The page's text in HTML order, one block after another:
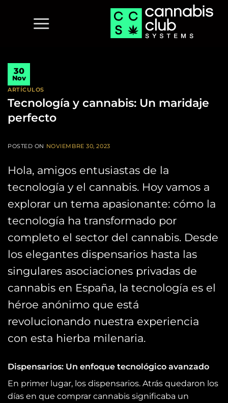
contenido
30
Nov
ARTÍCULOS
Tecnología y cannabis: Un maridaje
perfecto
POSTED ON NOVIEMBRE 30, 2023
Hola, amigos entusiastas de la
tecnología y el cannabis. Hoy vamos a
explorar un tema apasionante: cómo la
tecnología ha transformado por
completo el sector del cannabis. Desde
los elegantes dispensarios hasta las
singulares asociaciones privadas de
cannabis en España, la tecnología es el
héroe anónimo que está
revolucionando nuestra experiencia
con esta hierba milenaria.
Dispensarios: Un enfoque tecnológico avanzado
En primer lugar, los dispensarios. Atrás quedaron los
días en que comprar cannabis significaba un